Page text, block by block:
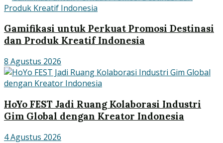
Gamifikasi untuk Perkuat Promosi Destinasi
dan Produk Kreatif Indonesia
8 Agustus 2026
HoYo FEST Jadi Ruang Kolaborasi Industri
Gim Global dengan Kreator Indonesia
4 Agustus 2026